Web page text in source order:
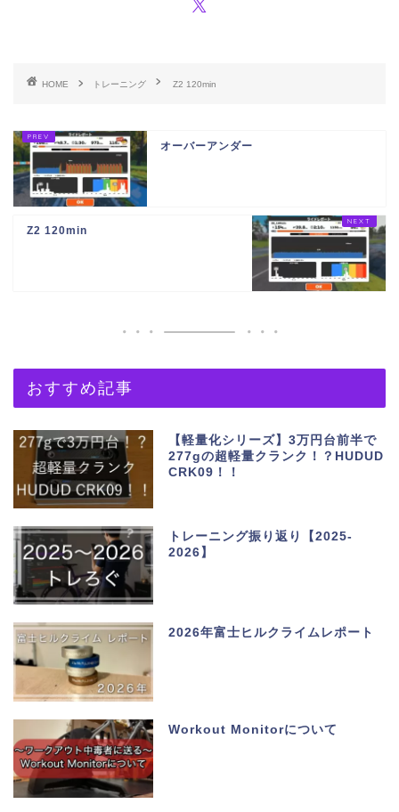
HOME トレーニング Z2 120min
オーバーアンダー
Z2 120min
おすすめ記事
【軽量化シリーズ】3万円台前半で
277gの超軽量クランク！？HUDUD
CRK09！！
トレーニング振り返り【2025-
2026】
2026年富士ヒルクライムレポート
Workout Monitorについて